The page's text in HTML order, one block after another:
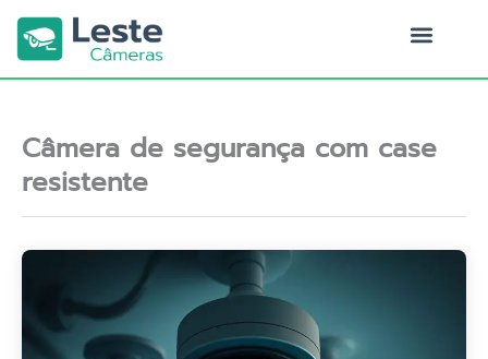
para
conteúdo
Câmera de segurança com case
resistente